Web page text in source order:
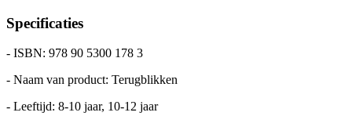
Specificaties
- ISBN: 978 90 5300 178 3
- Naam van product: Terugblikken
- Leeftijd: 8-10 jaar, 10-12 jaar